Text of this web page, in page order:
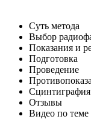
Суть метода
Выбор
Показания и
Подготовка
Проведение
Отзывы
Видео по теме